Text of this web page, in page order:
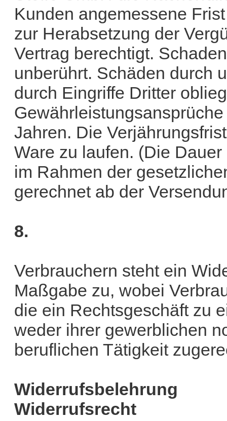
Kunden angemessene
zur Herabsetzung der
Vertrag berechtigt.
unberührt. Schäden durch
durch Eingriffe Dritter
Jahren. Die
Ware zu laufen. (Die
im Rahmen der
gerechnet ab der
8.
Verbrauchern steht ein
Maßgabe zu, wobei
die ein Rechtsgeschäft zu
weder ihrer gewerblichen
beruflichen Tätigkeit
Widerrufsbelehrung
Widerrufsrecht